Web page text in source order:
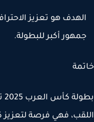
هو تعزيز
أكبر للبطولة.
كأس العرب 2025
فهي فرصة لتعزيز